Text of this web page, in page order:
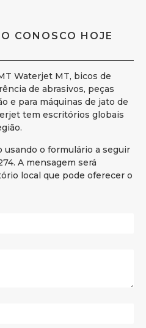
CONOSCO HOJE
Waterjet MT, bicos de
de abrasivos, peças
e para máquinas de jato de
tem escritórios globais
o formulário a seguir
A mensagem será
local que pode oferecer o